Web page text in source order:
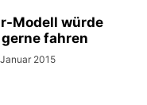
Modell würde
fahren
2015